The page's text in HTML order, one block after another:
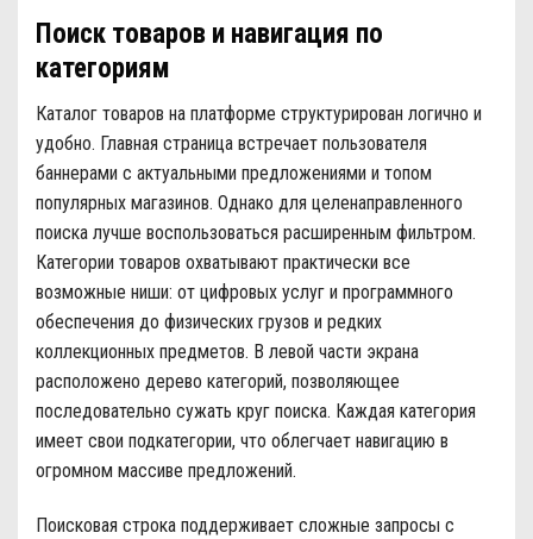
Поиск товаров и навигация по
категориям
Каталог товаров на платформе структурирован логично и
удобно. Главная страница встречает пользователя
баннерами с актуальными предложениями и топом
популярных магазинов. Однако для целенаправленного
поиска лучше воспользоваться расширенным фильтром.
Категории товаров охватывают практически все
возможные ниши: от цифровых услуг и программного
обеспечения до физических грузов и редких
коллекционных предметов. В левой части экрана
расположено дерево категорий, позволяющее
последовательно сужать круг поиска. Каждая категория
имеет свои подкатегории, что облегчает навигацию в
огромном массиве предложений.
Поисковая строка поддерживает сложные запросы с